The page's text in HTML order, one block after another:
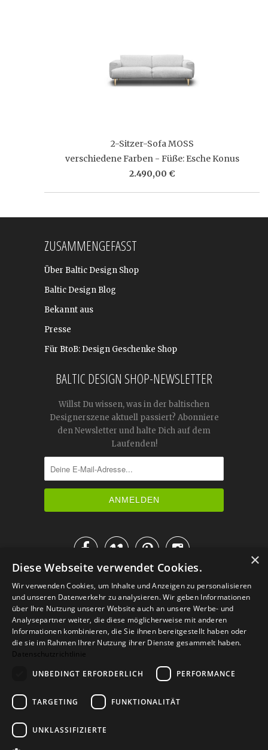
2-Sitzer-Sofa MOSS
verschiedene Farben - Füße: Esche Konus
2.490,00 €
ZUSAMMENGEFASST
Über Baltic Design Shop
Baltic Design Blog
Bekannt aus
Presse
Für BtoB: Design Geschenke Shop
BALTIC DESIGN SHOP-NEWSLETTER
Willst Du wissen, was in der baltischen
Designerszene aktuell passiert? Abonniere
den Newsletter und halte Dich auf dem
Laufenden!

IM KATALOG BLÄTTERN
Versand Zahlarten
Retoure
Widerrufsformular
×
Diese Webseite verwendet Cookies.
Wir verwenden Cookies, um Inhalte und Anzeigen zu personalisieren
und unseren Datenverkehr zu analysieren. Wir geben Informationen
über Ihre Nutzung unserer Website auch an unsere Werbe- und
Analysepartner weiter, die diese möglicherweise mit anderen
Informationen kombinieren, die Sie ihnen bereitgestellt haben oder
die sie im Rahmen Ihrer Nutzung ihrer Dienste gesammelt haben.
Datenschutzrichtlinie
UNBEDINGT ERFORDERLICH
PERFORMANCE
TARGETING FUNKTIONALITÄT
UNKLASSIFIZIERTE